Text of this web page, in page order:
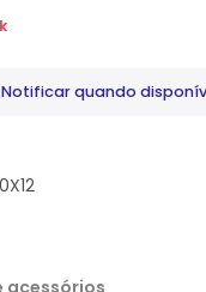
Notificarquando